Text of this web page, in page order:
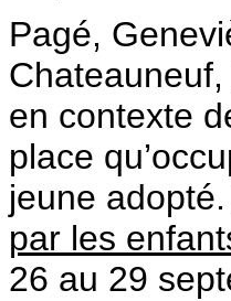
Pagé,
en contexte
place
jeune adopté.
par les
26 au 29